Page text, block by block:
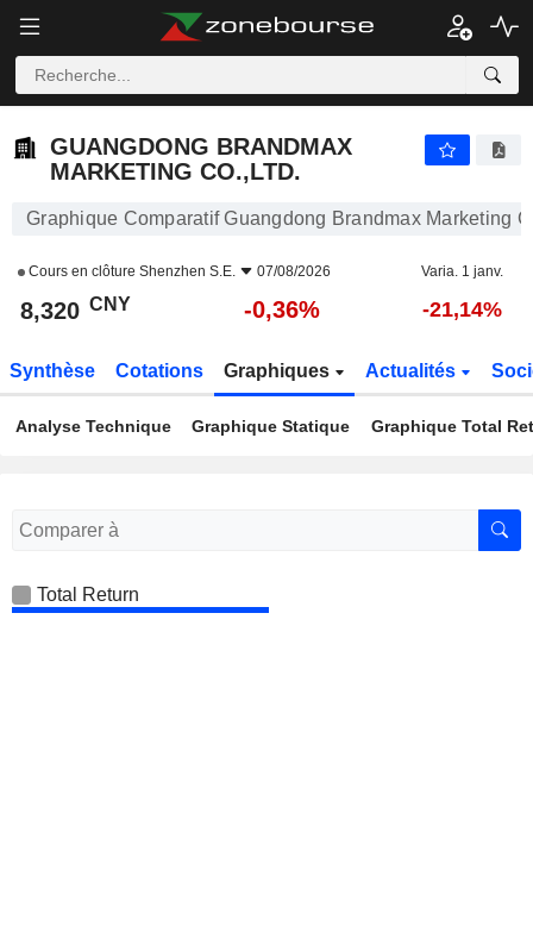
GUANGDONG BRANDMAX
MARKETING CO.,LTD.
Graphique Comparatif Guangdong Brandmax Marketing
Cours en clôture Shenzhen S.E. 07/08/2026 Varia. 1 janv.
8,320 CNY -0,36% -21,14%
Synthèse Cotations Graphiques Actualités
Analyse Technique Graphique Statique Graphique Total
Total Return